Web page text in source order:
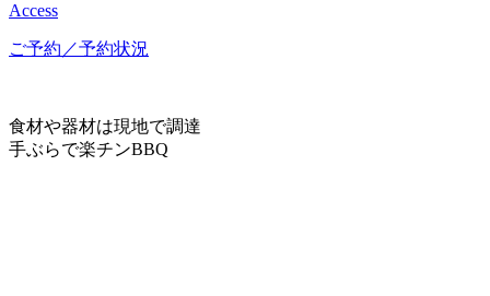
Access
ご予約／予約状況
食材や器材は現地で調達
手ぶらで楽チンBBQ